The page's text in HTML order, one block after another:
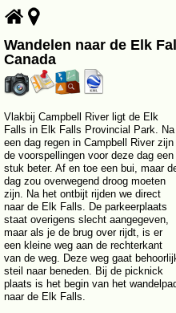
Wandelen naar de Elk
Canada
Vlakbij Campbell River ligt de Elk
Falls in Elk Falls Provincial Park. Na
een dag regen in Campbell River zijn
de voorspellingen voor deze dag een
stuk beter. Af en toe een bui, maar
dag zou overwegend droog moeten
zijn. Na het ontbijt rijden we direct
naar de Elk Falls. De parkeerplaats
staat overigens slecht aangegeven,
maar als je de brug over rijdt, is er
een kleine weg aan de rechterkant
van de weg. Deze weg gaat
steil naar beneden. Bij de picknick
plaats is het begin van het
naar de Elk Falls.